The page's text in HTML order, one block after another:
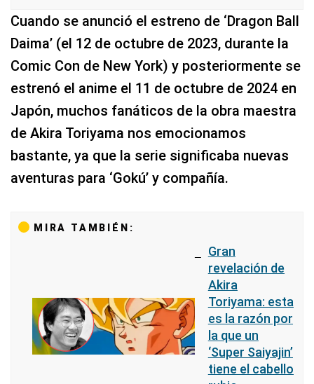
Cuando se anunció el estreno de ‘Dragon Ball
Daima’ (el 12 de octubre de 2023, durante la
Comic Con de New York) y posteriormente se
estrenó el anime el 11 de octubre de 2024 en
Japón, muchos fanáticos de la obra maestra
de Akira Toriyama nos emocionamos
bastante, ya que la serie significaba nuevas
aventuras para ‘Gokú’ y compañía.
MIRA TAMBIÉN:
Gran
revelación de
Akira
Toriyama: esta
es la razón por
la que un
‘Super Saiyajin’
tiene el cabello